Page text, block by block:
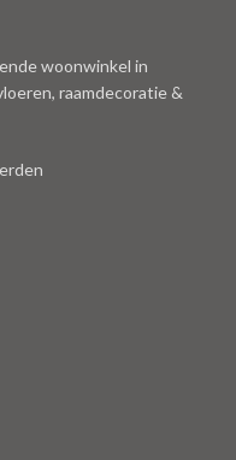
woonwinkel in
raamdecoratie &